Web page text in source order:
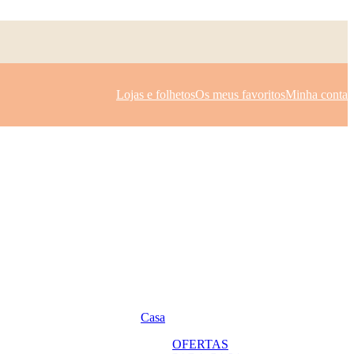
Lojas e folhetosOs meus favoritosMinha conta
Casa
OFERTAS